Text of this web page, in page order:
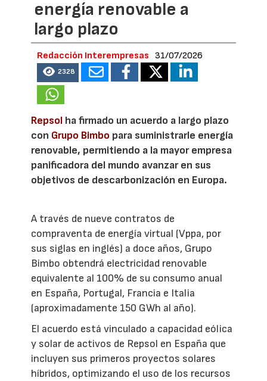
energía renovable a
largo plazo
Redacción Interempresas 31/07/2026
2328
Repsol ha firmado un acuerdo a largo plazo
con Grupo Bimbo para suministrarle energía
renovable, permitiendo a la mayor empresa
panificadora del mundo avanzar en sus
objetivos de descarbonización en Europa.
A través de nueve contratos de
compraventa de energía virtual (Vppa, por
sus siglas en inglés) a doce años, Grupo
Bimbo obtendrá electricidad renovable
equivalente al 100% de su consumo anual
en España, Portugal, Francia e Italia
(aproximadamente 150 GWh al año).
El acuerdo está vinculado a capacidad eólica
y solar de activos de Repsol en España que
incluyen sus primeros proyectos solares
híbridos, optimizando el uso de los recursos